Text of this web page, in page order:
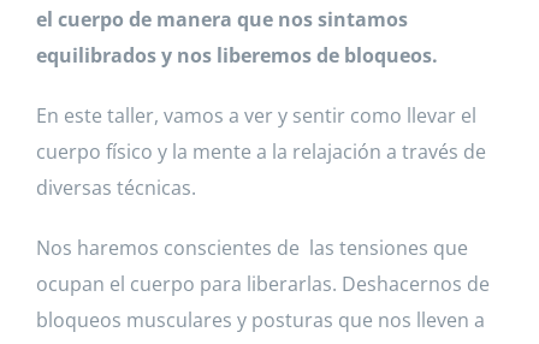
el cuerpo de manera que nos sintamos
equilibrados y nos liberemos de bloqueos.
En este taller, vamos a ver y sentir como llevar el
cuerpo físico y la mente a la relajación a través de
diversas técnicas.
Nos haremos conscientes de las tensiones que
ocupan el cuerpo para liberarlas. Deshacernos de
bloqueos musculares y posturas que nos lleven a